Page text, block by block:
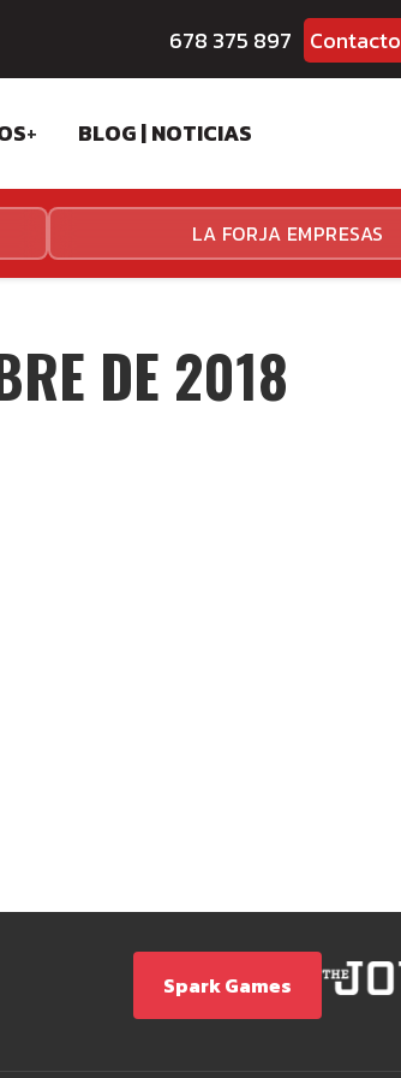
Contacto
678 375 897
+
GAMES
CHALLENGER
BLOG | NOTICIAS
LA FORJA EMPRESAS
DE 2018
Spark Games